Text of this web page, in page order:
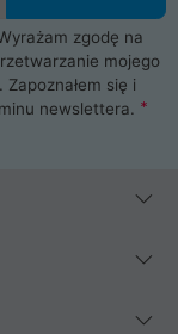
zgodę na
mojego
się i
newslettera.